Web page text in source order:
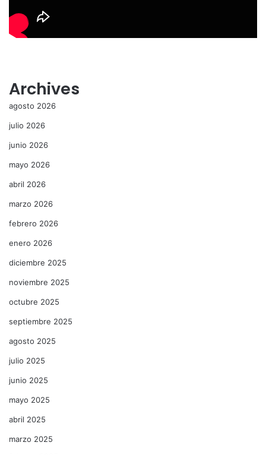
Archives
agosto 2026
julio 2026
junio 2026
mayo 2026
abril 2026
marzo 2026
febrero 2026
enero 2026
diciembre 2025
noviembre 2025
octubre 2025
septiembre 2025
agosto 2025
julio 2025
junio 2025
mayo 2025
abril 2025
marzo 2025